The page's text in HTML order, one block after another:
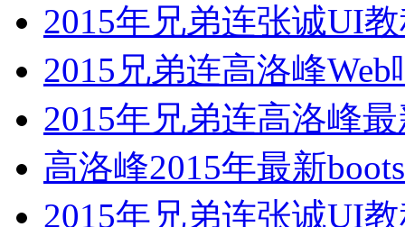
2015年兄弟连张诚UI
2015兄弟连高洛峰Web
2015年兄弟连高洛峰
高洛峰2015年最新
2015年兄弟连张诚UI